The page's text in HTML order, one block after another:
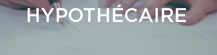
HYPOTHÉCAIRE